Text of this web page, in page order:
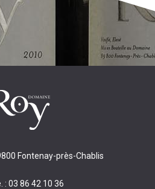
Fontenay-près-Chablis
: 03 86 42 10 36